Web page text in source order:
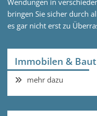
bringen Sie sicher durch
es gar nicht erst zu
Immobilen &
mehr dazu